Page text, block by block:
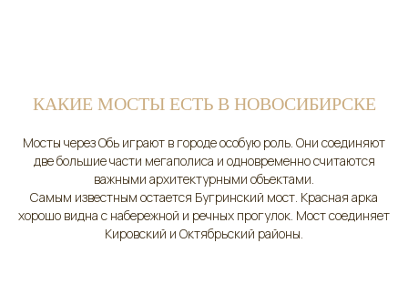
КАКИЕ МОСТЫ ЕСТЬ В НОВОСИБИРСКЕ
Мосты через Обь играют в городе особую роль. Они соединяют
две большие части мегаполиса и одновременно считаются
важными архитектурными объектами.
Самым известным остается Бугринский мост. Красная арка
хорошо видна с набережной и речных прогулок. Мост соединяет
Кировский и Октябрьский районы.